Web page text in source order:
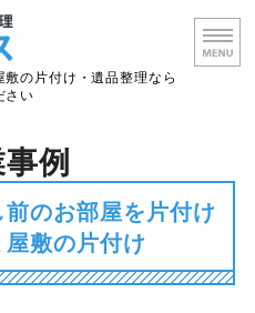
石川・富
の片付け・遺品整理なら
さい
例
前のお部屋を片付け
屋敷の片付け